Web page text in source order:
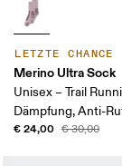
LETZTE CHANCE
Merino Ultra Sock
Unisex – Trail
Dämpfung, Anti-
€ 24,00 € 30,00